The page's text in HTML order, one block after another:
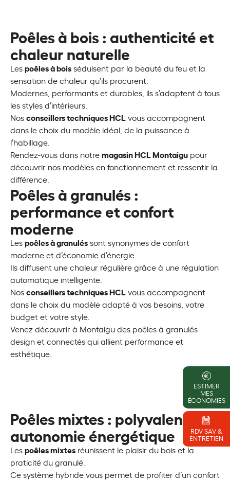
ESTIMER
MES
ÉCONOMIES
RDV SAV &
ENTRETIEN
Poêles à bois : authenticité et
chaleur naturelle
Lespoêles à boisséduisent par la beauté du feu et la
sensation de chaleur qu’ils procurent.
Modernes, performants et durables, ils s’adaptent à tous
les styles d’intérieurs.
Nosconseillers techniques HCLvous accompagnent
dans le choix du modèle idéal, de la puissance à
l’habillage.
Rendez-vous dans notremagasin HCL Montaigu pour
découvrir nos modèles en fonctionnement et ressentir la
différence.
Poêles à granulés :
performance et confort
moderne
Lespoêles à granuléssont synonymes de confort
moderne et d’économie d’énergie.
Ils diffusent une chaleur régulière grâce à une régulation
automatique intelligente.
Nosconseillers techniques HCLvous accompagnent
dans le choix du modèle adapté à vos besoins, votre
budget et votre style.
Venez découvrir à Montaigu des poêles à granulés
design et connectés qui allient performance et
esthétique.
Poêles mixtes : polyvalence et
autonomie énergétique
Lespoêles mixtes réunissent le plaisir du bois et la
praticité du granulé.
Ce système hybride vous permet de profiter d’un confort